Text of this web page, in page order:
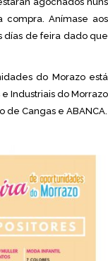
compra. Anímase aos
días de feira dado que
do Morazo está
Industriais do Morrazo
Cangas e ABANCA.